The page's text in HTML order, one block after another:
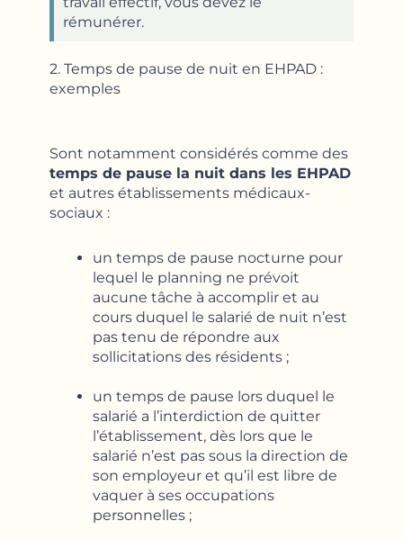
rémunérer.
2. Temps de pause de nuit en EHPAD :
exemples
Sont notamment considérés comme des
temps de pause la nuit dans les EHPAD
et autres établissements médicaux-
sociaux :
un temps de pause nocturne pour
lequel le planning ne prévoit
aucune tâche à accomplir et au
cours duquel le salarié de nuit n’est
pas tenu de répondre aux
sollicitations des résidents ;
un temps de pause lors duquel le
salarié a l’interdiction de quitter
l’établissement, dès lors que le
salarié n’est pas sous la direction de
son employeur et qu’il est libre de
vaquer à ses occupations
personnelles ;